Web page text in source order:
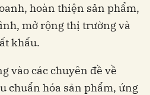
hoàn thiện sản phẩm,
mở rộng thị trường và
khẩu.
vào các chuyên đề về
chuẩn hóa sản phẩm, ứng